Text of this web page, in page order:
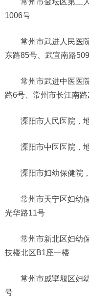
常州市金坛区第二
1006号
常州市武进人民医
东路85号、武宜南路
常州市武进中医医
路6号、常州市长江南
溧阳市人民医院，
溧阳市中医医院，
溧阳市妇幼保健院
常州市天宁区妇幼
光华路11号
常州市新北区妇幼
技楼北区B1座一楼
常州市戚墅堰区妇
号